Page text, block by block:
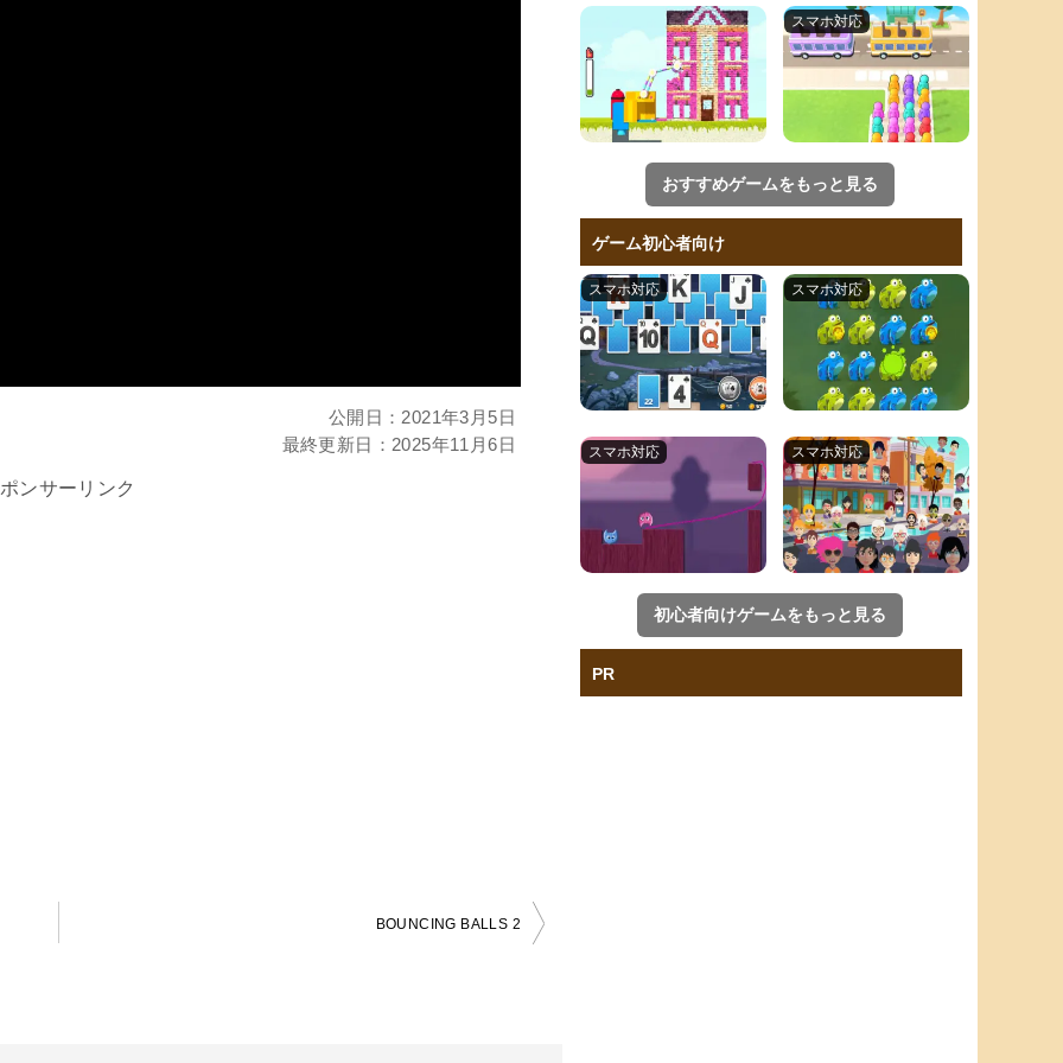
公開日： 2021年3月5日
最終更新日： 2025年11月6日
ンサーリンク
BOUNCING BALLS 2
おすすめゲームをもっと見る
ゲーム初心者向け
初心者向けゲームをもっと見る
PR